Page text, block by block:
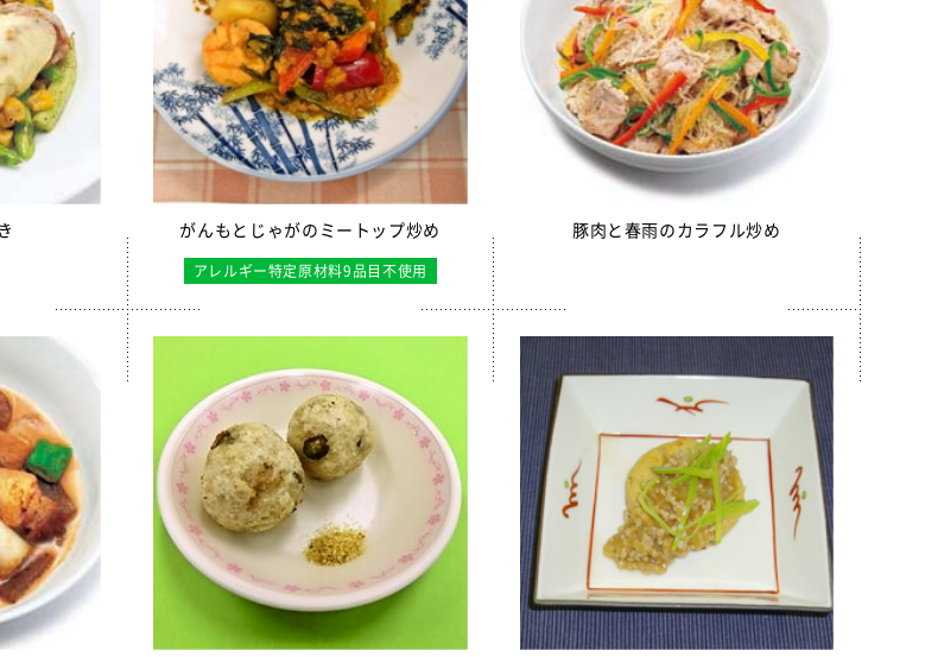
冬 行事食
け
ーチーズ
）
がんもとじゃがのミートップ炒め
アレルギー特定原材料9品目不使用
豚肉と春雨のカラフル炒め